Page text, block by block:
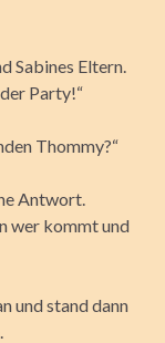
Sabines Eltern.
Party!“
Thommy?“
Antwort.
wer kommt und
und stand dann